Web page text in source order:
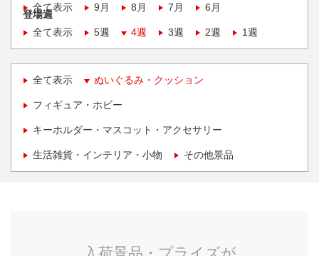
全て表示
9月 8月 7月 6月
登場週
全て表示
5週 4週 3週 2週 1週
全て表示 ぬいぐるみ・クッション
フィギュア・ホビー
キーホルダー・マスコット・アクセサリー
生活雑貨・インテリア・小物 その他景品